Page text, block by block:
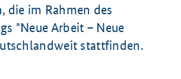
die im Rahmen des
"Neue Arbeit – Neue
stattfinden.